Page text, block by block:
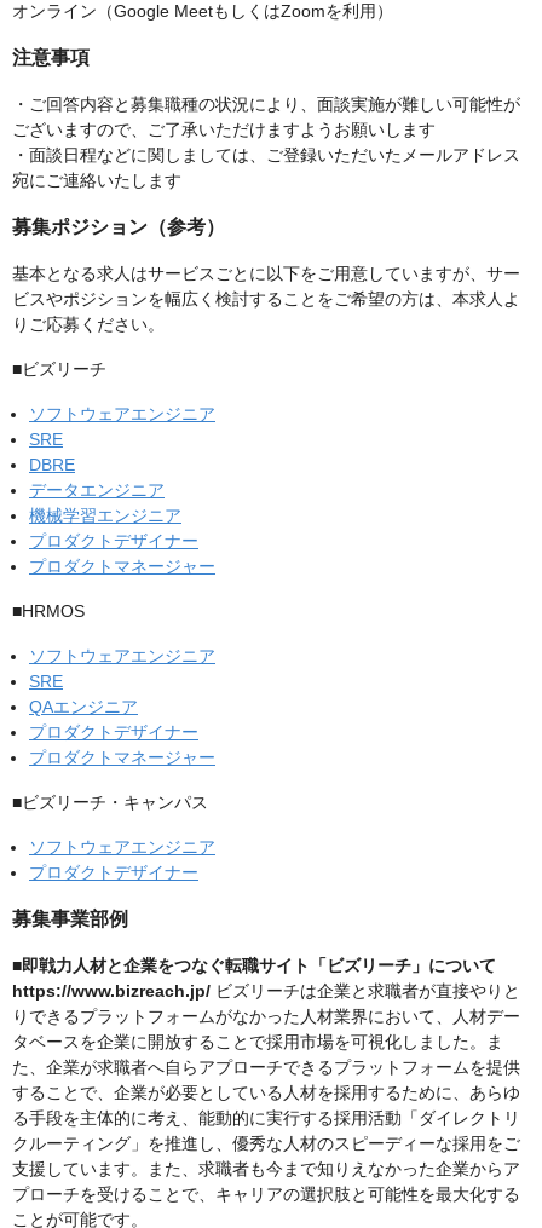
オンライン（Google MeetもしくはZoomを利用）
注意事項
・ご回答内容と募集職種の状況により、面談実施が難しい可能性が
ございますので、ご了承いただけますようお願いします
・面談日程などに関しましては、ご登録いただいたメールアドレス
宛にご連絡いたします
募集ポジション（参考）
基本となる求人はサービスごとに以下をご用意していますが、サー
ビスやポジションを幅広く検討することをご希望の方は、本求人よ
りご応募ください。
■ビズリーチ
ソフトウェアエンジニア
SRE
DBRE
データエンジニア
機械学習エンジニア
プロダクトデザイナー
プロダクトマネージャー
■HRMOS
ソフトウェアエンジニア
SRE
QAエンジニア
プロダクトデザイナー
プロダクトマネージャー
■ビズリーチ・キャンパス
ソフトウェアエンジニア
プロダクトデザイナー
募集事業部例
■即戦力人材と企業をつなぐ転職サイト「ビズリーチ」について
https://www.bizreach.jp/ ビズリーチは企業と求職者が直接やりと
りできるプラットフォームがなかった人材業界において、人材デー
タベースを企業に開放することで採用市場を可視化しました。ま
た、企業が求職者へ自らアプローチできるプラットフォームを提供
することで、企業が必要としている人材を採用するために、あらゆ
る手段を主体的に考え、能動的に実行する採用活動「ダイレクトリ
クルーティング」を推進し、優秀な人材のスピーディーな採用をご
支援しています。また、求職者も今まで知りえなかった企業からア
プローチを受けることで、キャリアの選択肢と可能性を最大化する
ことが可能です。